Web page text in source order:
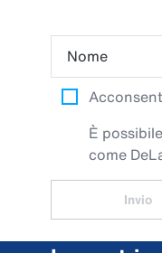
Nome
È
come
Invio